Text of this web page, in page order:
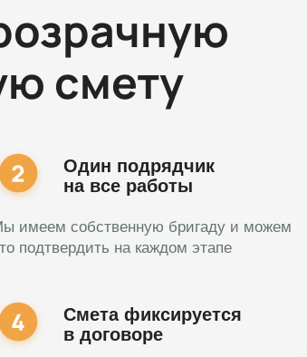
смету
Один подрядчик
на все работы
имеем собственную бригаду и можем
подтвердить на каждом этапе
Смета фиксируется
в договоре